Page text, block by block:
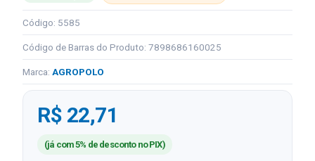
Código: 5585
Código de Barras do Produto: 7898686160025
Marca: AGROPOLO
R$ 22,71
(já com 5% de desconto no PIX)